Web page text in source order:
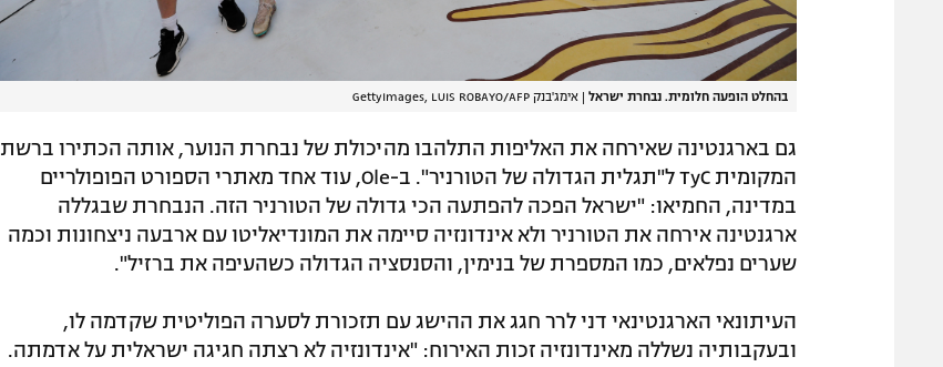
בהחלט הופעה חלומית. נבחרת ישראל אימג'בנק GettyImages, LUIS ROBAYO/AFP
גם בארגנטינה שאירחה את האליפות התלהבו מהיכולת של נבחרת הנוער, אותה הכתירו ברשת
המקומית TyC ל"תגלית הגדולה של הטורניר". ב-Ole, עוד אחד מאתרי הספורט הפופולריים
במדינה, החמיאו: "ישראל הפכה להפתעה הכי גדולה של הטורניר הזה. הנבחרת שבגללה
ארגנטינה אירחה את הטורניר ולא אינדונזיה סיימה את המונדיאליטו עם ארבעה ניצחונות וכמה
שערים נפלאים, כמו המספרת של בנימין, והסנסציה הגדולה כשהעיפה את ברזיל".
העיתונאי הארגנטינאי דני לרר חגג את ההישג עם תזכורת לסערה הפוליטית שקדמה לו,
ובעקבותיה נשללה מאינדונזיה זכות האירוח: "אינדונזיה לא רצתה חגיגה ישראלית על אדמתה.